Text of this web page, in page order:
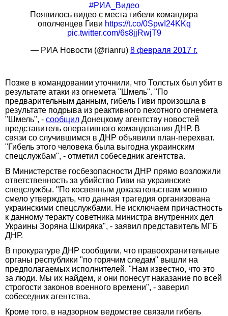
#РИА_Видео
Появилось видео с места гибели командира
ополченцев Гиви https://t.co/0SpwI24KKq
pic.twitter.com/6s8jjRwjT9
— РИА Новости (@rianru) 8 февраля 2017 г.
Позже в командовании уточнили, что Толстых был убит в
результате атаки из огнемета "Шмель". "По
предварительным данным, гибель Гиви произошла в
результате подрыва из реактивного пехотного огнемета
"Шмель", - сообщил Донецкому агентству новостей
представитель оперативного командования ДНР. В
связи со случившимся в ДНР объявили план-перехват.
"Гибель этого человека была выгодна украинским
спецслужбам", - отметил собеседник агентства.
В Министерстве госбезопасности ДНР прямо возложили
ответственность за убийство Гиви на украинские
спецслужбы. "По косвенным доказательствам можно
смело утверждать, что данная трагедия организована
украинскими спецслужбами. Не исключаем причастность
к данному теракту советника министра внутренних дел
Украины Зоряна Шкиряка", - заявил представитель МГБ
ДНР.
В прокуратуре ДНР сообщили, что правоохранительные
органы республики "по горячим следам" вышли на
предполагаемых исполнителей. "Нам известно, что это
за люди. Мы их найдем, и они понесут наказание по всей
строгости законов военного времени", - заверил
собеседник агентства.
Кроме того, в надзорном ведомстве связали гибель